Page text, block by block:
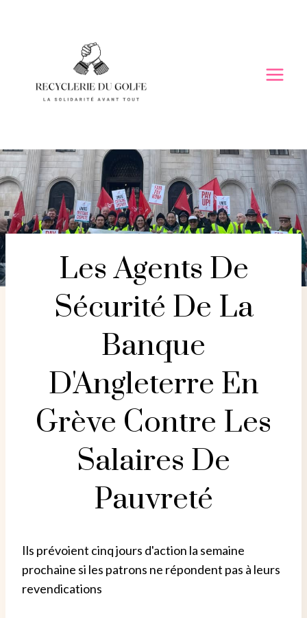
Les Agents De
Sécurité De La
Banque
D'Angleterre En
Grève Contre Les
Salaires De
Pauvreté
Ils prévoient cinq jours d'action la semaine
prochaine si les patrons ne répondent pas à leurs
revendications